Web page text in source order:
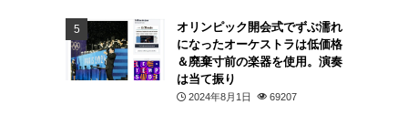
オリンピック開会式でずぶ濡れ
になったオーケストラは低価格
＆廃棄寸前の楽器を使用。演奏
は当て振り
2024年8月1日 69207